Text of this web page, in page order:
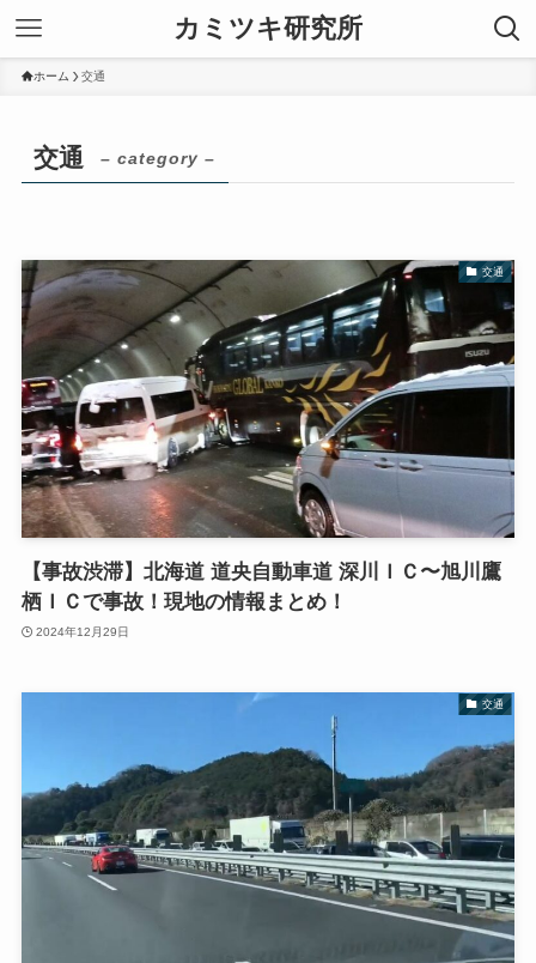
カミツキ研究所
ホーム 交通
交通 – category –
交通
【事故渋滞】北海道 道央自動車道 深川ＩＣ〜旭川鷹
栖ＩＣで事故！現地の情報まとめ！
2024年12月29日
交通